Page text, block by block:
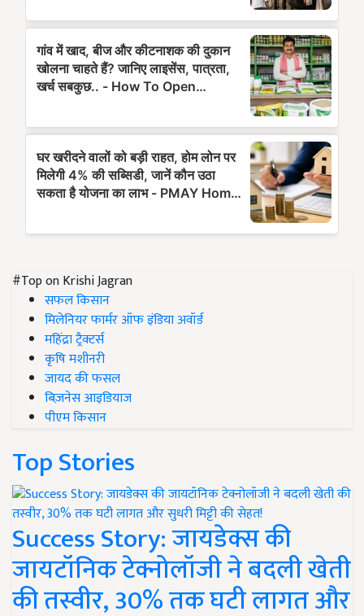
#Top on Krishi Jagran
सफल किसान
मिलेनियर फार्मर ऑफ इंडिया अवॉर्ड
महिंद्रा ट्रैक्टर्स
कृषि मशीनरी
जायद की फसल
बिज़नेस आइडियाज
पीएम किसान
Top Stories
Success Story: जायडेक्स की
जायटॉनिक टेक्नोलॉजी ने बदली खेती
की तस्वीर, 30% तक घटी लागत और